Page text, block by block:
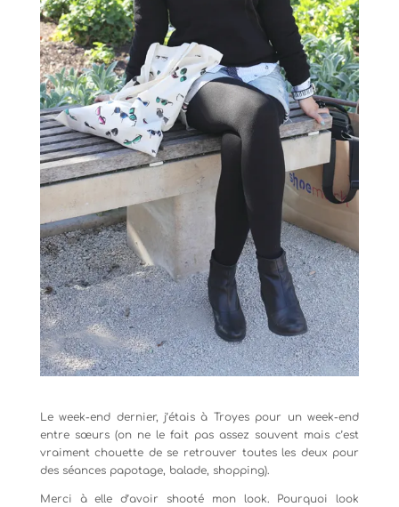
Le week-end dernier, j’étais à Troyes pour un week-end
entre sœurs (on ne le fait pas assez souvent mais c’est
vraiment chouette de se retrouver toutes les deux pour
des séances papotage, balade, shopping).
Merci à elle d’avoir shooté mon look. Pourquoi look